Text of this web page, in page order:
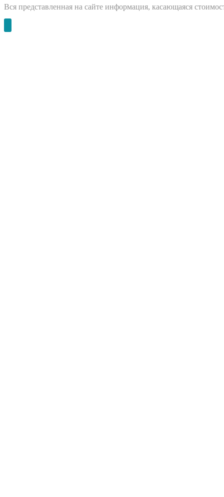
Вся представленная на сайте информация, касающаяся